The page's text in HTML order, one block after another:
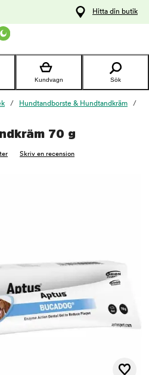
Hitta din butik
Kundvagn Sök
Hundtandborste & Hundtandkräm
70 g
Skriv en recension